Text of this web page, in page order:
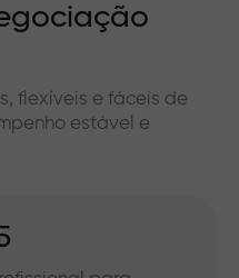
flexíveis e fáceis de
estável e